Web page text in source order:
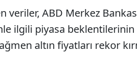
veriler, ABD Merkez
ilgili piyasa
altın fiyatları rekor